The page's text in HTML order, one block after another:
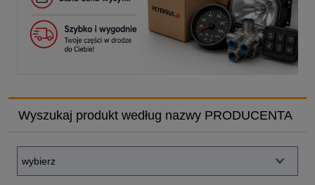
Wyszukaj produkt według nazwy PRODUCENTA